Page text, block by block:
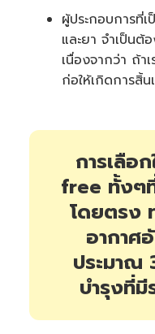
ผู้ประกอบการที่
และยา จำเป็นต้
เนื่องจากว่า ถ้า
ก่อให้เกิดการสิ้น
การเลือ
free ทั้งๆ
โดยตรง
อากาศ
ประมาณ
บำรุงที่